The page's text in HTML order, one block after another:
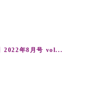
2022年8月号 vol...